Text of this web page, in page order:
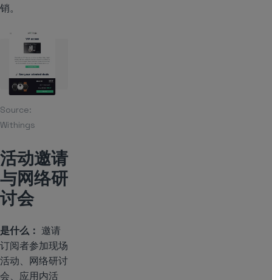
销。
Source:
Withings
活动邀请
与网络研
讨会
是什么： 邀请
订阅者参加现场
活动、网络研讨
会、应用内活